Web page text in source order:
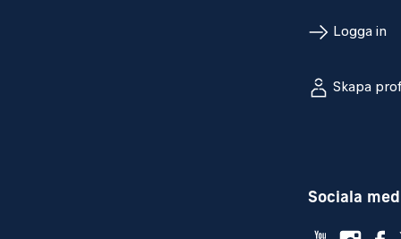
förändringsarbete i verksamheter.
Kunskap om relevanta
produktionsplanering och redovisning
Som person tar du dig naturligt an
Logga in
Skapa
Sociala